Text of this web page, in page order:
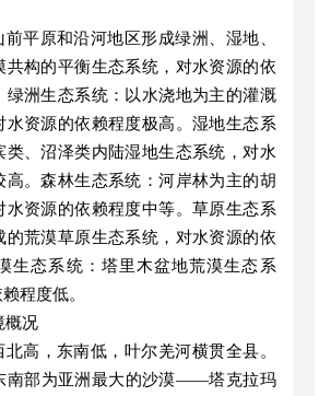
平原和沿河地区形成绿洲、湿地、
共构的平衡生态系统，对水资源的依
绿洲生态系统：以水浇地为主的灌溉
水资源的依赖程度极高。湿地生态系
类、沼泽类内陆湿地生态系统，对水
高。森林生态系统：河岸林为主的胡
水资源的依赖程度中等。草原生态系
的荒漠草原生态系统，对水资源的依
生态系统：塔里木盆地荒漠生态系
程度低。
概况
北高，东南低，叶尔羌河横贯全县。
南部为亚洲最大的沙漠——塔克拉玛